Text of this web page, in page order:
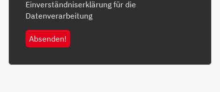
Einverständniserklärung für die
Datenverarbeitung
Absenden!